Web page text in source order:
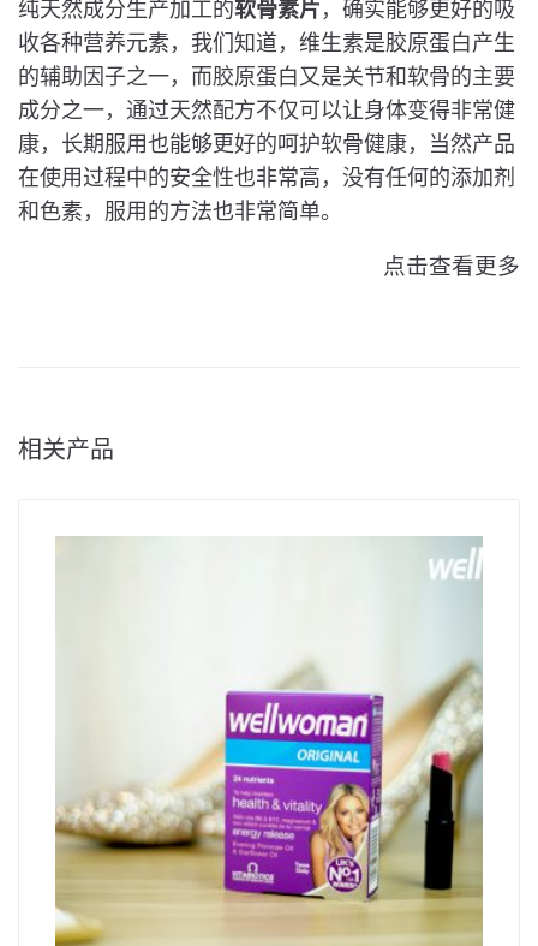
纯天然成分生产加工的软骨素片，确实能够更好的吸
收各种营养元素，我们知道，维生素是胶原蛋白产生
的辅助因子之一，而胶原蛋白又是关节和软骨的主要
成分之一，通过天然配方不仅可以让身体变得非常健
康，长期服用也能够更好的呵护软骨健康，当然产品
在使用过程中的安全性也非常高，没有任何的添加剂
和色素，服用的方法也非常简单。
点击查看更多
相关产品